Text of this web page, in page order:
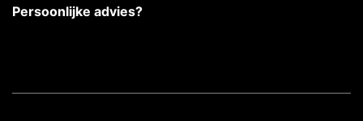
Persoonlijke advies?